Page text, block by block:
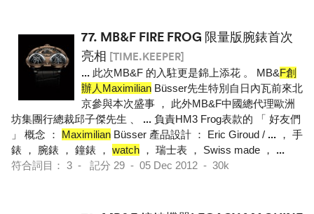
77. MB&F FIRE FROG 限量版腕錶首次
亮相 [TIME.KEEPER]
... 此次MB&F 的入駐更是錦上添花 。 MB&F創
辦人Maximilian Büsser先生特別自日內瓦前來北
京參與本次盛事 ， 此外MB&F中國總代理歐洲
坊集團行總裁邱子傑先生 、 ... 負責HM3 Frog表款的 「 好友們
」 概念 ： Maximilian Büsser 產品設計 ： Eric Giroud / ... ， 手
錶 ， 腕錶 ， 鐘錶 ， watch ， 瑞士表 ， Swiss made ， ...
符合詞目： 3 - 記分 29 - 05 Dec 2012 - 30k